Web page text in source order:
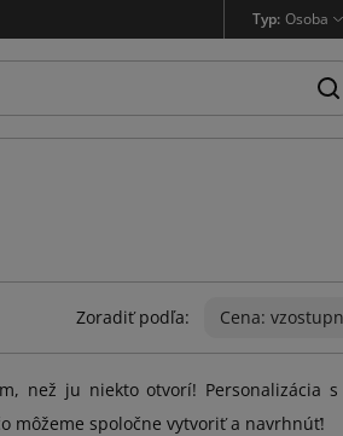
Typ: Osoba
Zoradiť podľa: Cena:
než ju niekto otvorí! Personalizácia
môžeme spoločne vytvoriť a navrhnúť!